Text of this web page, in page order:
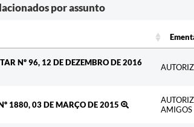
por assunto
Nº 96, 12 DE DEZEMBRO DE 2016
1880, 03 DE MARÇO DE 2015
AMIGOS